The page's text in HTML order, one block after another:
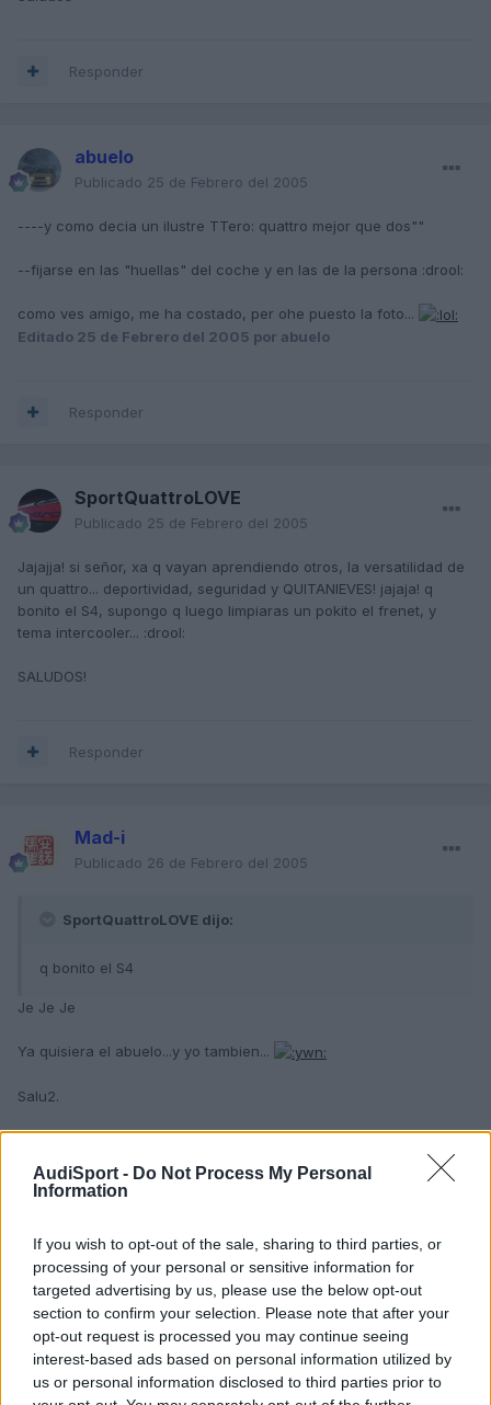
AudiSport - Do Not Process My Personal
Information
If you wish to opt-out of the sale, sharing to third parties, or
processing of your personal or sensitive information for
targeted advertising by us, please use the below opt-out
section to confirm your selection. Please note that after your
opt-out request is processed you may continue seeing
interest-based ads based on personal information utilized by
us or personal information disclosed to third parties prior to
Responder
abuelo
Publicado 25 de Febrero del 2005
----y como decia un ilustre TTero: quattro mejor que dos""
--fijarse en las "huellas" del coche y en las de la persona :drool:
como ves amigo, me ha costado, per ohe puesto la foto...
Editado 25 de Febrero del 2005 por abuelo
Responder
SportQuattroLOVE
Publicado 25 de Febrero del 2005
Jajajja! si señor, xa q vayan aprendiendo otros, la versatilidad de
un quattro... deportividad, seguridad y QUITANIEVES! jajaja! q
bonito el S4, supongo q luego limpiaras un pokito el frenet, y
tema intercooler... :drool:
SALUDOS!
Responder
Mad-i
Publicado 26 de Febrero del 2005
SportQuattroLOVE dijo:
q bonito el S4
Je Je Je
Ya quisiera el abuelo...y yo tambien...
Salu2.
Responder
mavimad
Publicado 26 de Febrero del 2005
Juas juas Si señor, Abuelo, con dos co****s, si dices que
lo metes, lo metes.
Un saludo, tio